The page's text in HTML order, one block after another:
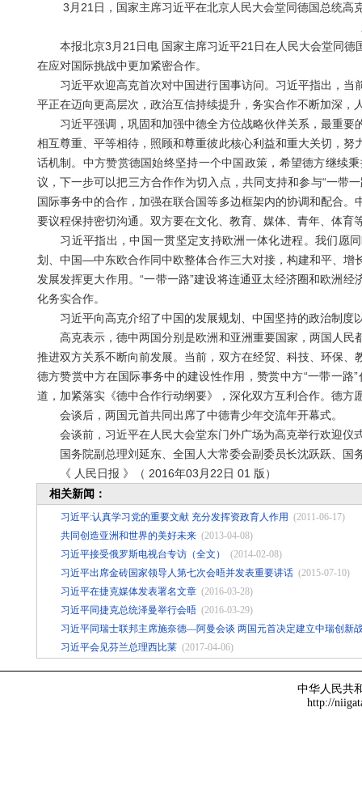
3月21日，国家主席习近平在北京人民大会堂同德国总统高
本报北京3月21日电 国家主席习近平21日在人民大会堂同德
在应对国际挑战中更加紧密合作。
习近平欢迎高克首次对中国进行国事访问。习近平指出，当
平正在迈向更高层次，政治互信持续提升，务实合作不断加深
习近平强调，巩固和加强中德全方位战略伙伴关系，最重要
相互尊重、平等相待，照顾和尊重彼此核心利益和重大关切，
话机制。中方赞赏德国始终坚持一个中国政策，希望德方继续
议，下一步可以把三方合作作为切入点，共同支持和参与“一带
国际事务中的合作，加强在联合国等多边框架内的协调和配合
要议程保持密切沟通。双方要在文化、教育、媒体、青年、体
习近平指出，中国一贯坚定支持欧洲一体化进程。我们愿同
划、中国—中东欧合作同中欧整体合作三大对接，构建和平、增
发展发挥更大作用。“一带一路”建设将连通亚太经济圈和欧洲
化务实合作。
习近平向高克介绍了中国的发展规划、中国坚持的政治制度
高克表示，德中两国分别是欧洲和亚洲重要国家，两国人民
推进双方关系不断向前发展。当前，双方在经贸、科技、环保
德方赞赏中方在国际事务中的建设性作用，赞赏中方“一带一
道，加紧落实《德中合作行动纲要》，深化双方互利合作。德方
会谈后，两国元首共同出席了中德青少年交流年开幕式。
会谈前，习近平在人民大会堂东门外广场为高克举行欢迎仪
国务院副总理刘延东、全国人大常委会副委员长沈跃跃、国
《 人民日报 》（ 2016年03月22日 01 版）
相关新闻：
习近平:认真学习党的重要文献 充分发挥资政育人作用 (2011-06-17)
共同创造亚洲和世界的美好未来 (2013-04-08)
习近平接受俄罗斯电视台专访（全文）
(2014-02-08)
习近平出席金砖国家领导人第七次会晤并发表重要讲话 (2015-07-10)
习近平在捷克媒体发表署名文章 (2016-03-28)
习近平同捷克总统泽曼举行会晤 (2016-03-29)
习近平同瑞士联邦主席施奈德—阿曼会谈 两国元首决定建立中瑞创新
习近平会见芬兰总理西比莱 (2017-04-06)
中华人民共
http://